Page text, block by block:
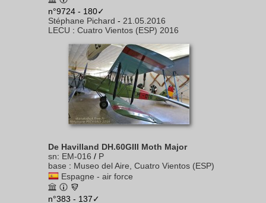
n°9724 - 180✓
Stéphane Pichard - 21.05.2016
LECU : Cuatro Vientos (ESP) 2016
De Havilland DH.60GIII Moth Major
sn: EM-016 / P
base : Museo del Aire, Cuatro Vientos (ESP)
Espagne - air force
n°383 - 137✓